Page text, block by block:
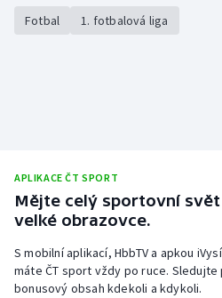
Fotbal 1. fotbalová liga
APLIKACE ČT SPORT
Mějte celý sportovní svět
velké obrazovce.
S mobilní aplikací, HbbTV a apkou
máte ČT sport vždy po ruce.
bonusový obsah kdekoli a kdykoli.